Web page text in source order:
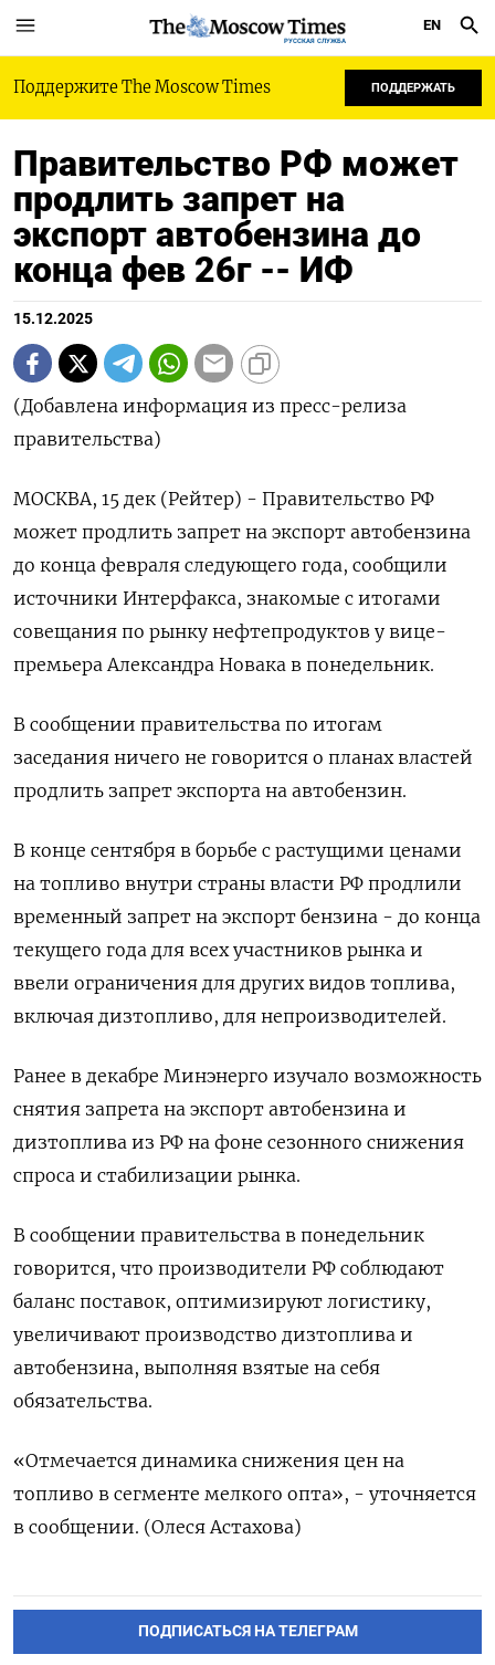
РУССКАЯ СЛУЖБА
EN
Поддержите The Moscow Times ПОДДЕРЖАТЬ
Правительство РФ может
продлить запрет на
экспорт автобензина до
конца фев 26г -- ИФ
15.12.2025
(Добавлена информация из пресс-релиза
правительства)
МОСКВА, 15 дек (Рейтер) - Правительство РФ
может продлить запрет на экспорт автобензина
до конца февраля следующего года, сообщили
источники Интерфакса, знакомые с итогами
совещания по рынку нефтепродуктов у вице-
премьера Александра Новака в понедельник.
В сообщении правительства по итогам
заседания ничего не говорится о планах властей
продлить запрет экспорта на автобензин.
В конце сентября в борьбе с растущими ценами
на топливо внутри страны власти РФ продлили
временный запрет на экспорт бензина - до конца
текущего года для всех участников рынка и
ввели ограничения для других видов топлива,
включая дизтопливо, для непроизводителей.
Ранее в декабре Минэнерго изучало возможность
снятия запрета на экспорт автобензина и
дизтоплива из РФ на фоне сезонного снижения
спроса и стабилизации рынка.
В сообщении правительства в понедельник
говорится, что производители РФ соблюдают
баланс поставок, оптимизируют логистику,
увеличивают производство дизтоплива и
автобензина, выполняя взятые на себя
обязательства.
«Отмечается динамика снижения цен на
топливо в сегменте мелкого опта», - уточняется
в сообщении. (Олеся Астахова)
ПОДПИСАТЬСЯ НА ТЕЛЕГРАМ